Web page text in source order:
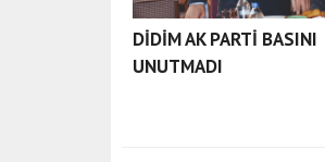
DİDİM AK PARTİ BASINI
UNUTMADI